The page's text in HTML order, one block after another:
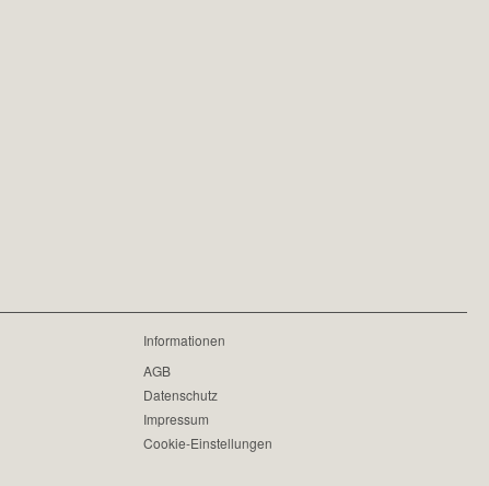
Informationen
AGB
Datenschutz
Impressum
Cookie-Einstellungen